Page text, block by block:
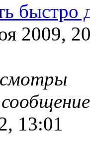
быстро
2009,
13:01